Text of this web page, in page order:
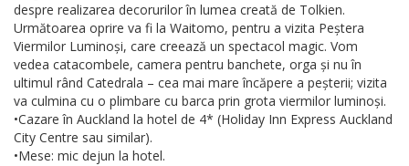
despre realizarea decorurilor în lumea creată de Tolkien.
Următoarea oprire va fi la Waitomo, pentru a vizita Peștera
Viermilor Luminoși, care creează un spectacol magic. Vom
vedea catacombele, camera pentru banchete, orga și nu în
ultimul rând Catedrala – cea mai mare încăpere a peșterii; vizita
va culmina cu o plimbare cu barca prin grota viermilor luminoși.
•Cazare în Auckland la hotel de 4* (Holiday Inn Express Auckland
City Centre sau similar).
•Mese: mic dejun la hotel.